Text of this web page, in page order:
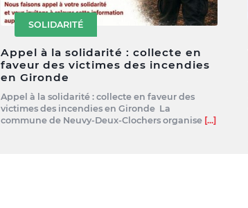
SOLIDARITÉ
Appel à la solidarité : collecte en
faveur des victimes des incendies
en Gironde
Appel à la solidarité : collecte en faveur des
victimes des incendies en Gironde La
commune de Neuvy-Deux-Clochers organise [...]